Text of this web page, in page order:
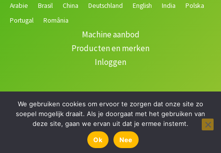
Arabie Brasil China Deutschland English India
Polska
Portugal
România
Machine aanbod
Producten en merken
Inloggen
Copyright © 2026 Veenma | Gerealiseerd door
We gebruiken cookies om ervoor te zorgen dat onze site zo
soepel mogelijk draait. Als je doorgaat met het gebruiken van
deze site, gaan we ervan uit dat je ermee instemt.
Ok Nee